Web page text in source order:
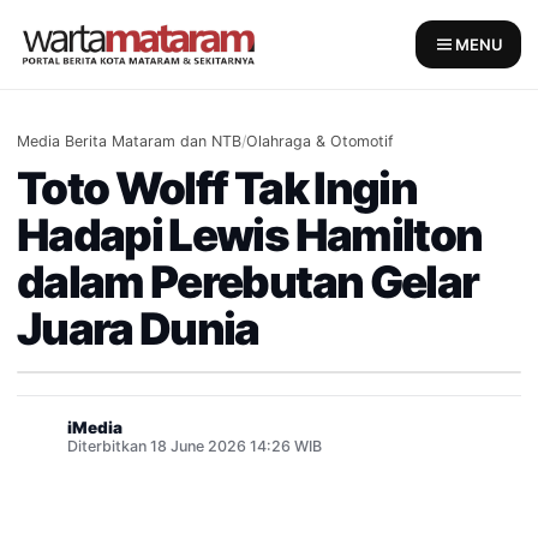
MENU
Media Berita Mataram dan NTB/Olahraga & Otomotif
Toto Wolff Tak Ingin
Hadapi Lewis Hamilton
dalam Perebutan Gelar
Juara Dunia
iMedia
Diterbitkan 18 June 2026 14:26 WIB